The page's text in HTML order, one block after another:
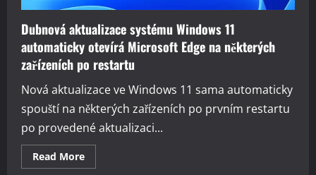
Dubnová aktualizace systému Windows 11
automaticky otevírá Microsoft Edge na některých
zařízeních po restartu
Nová aktualizace ve Windows 11 sama automaticky
spouští na některých zařízeních po prvním restartu
po provedené aktualizaci...
Read MoreRead
more